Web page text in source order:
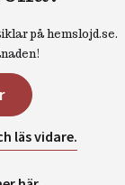
på hemslojd.se.
läs vidare.